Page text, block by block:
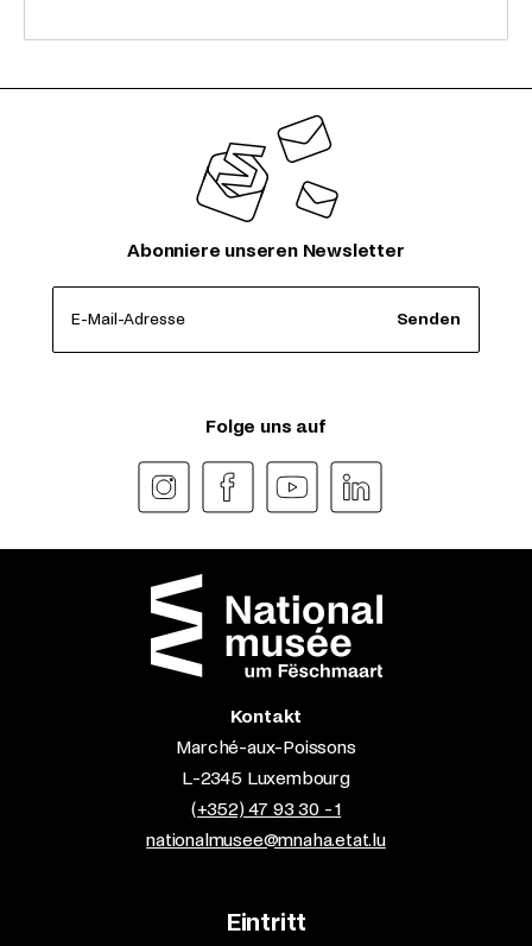
Abonniere unseren Newsletter
E-Mail-Adresse Senden
Folge uns auf
Kontakt
Marché-aux-Poissons
L-2345 Luxembourg
(+352) 47 93 30 - 1
nationalmusee@mnaha.etat.lu
Eintritt